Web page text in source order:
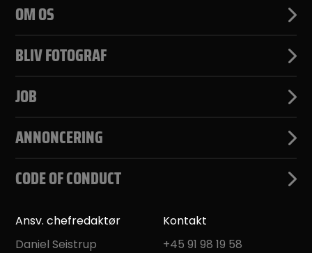
OM OS
BLIV FOTOGRAF
JOB
ANNONCERING
CODE OF CONDUCT
Ansv. chefredaktør
Daniel Seistrup
Kontakt
+45 91 98 19 58